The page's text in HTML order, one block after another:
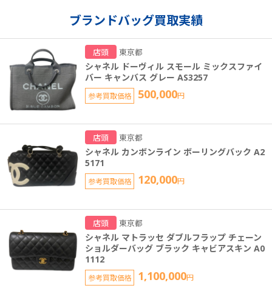
ブランドバッグ買取実績
店頭 東京都
シャネル ドーヴィル スモール ミックスファイ
バー キャンバス グレー AS3257
参考買取価格 500,000円
店頭 東京都
シャネル カンボンライン ボーリングバック A2
5171
参考買取価格 120,000円
店頭 東京都
シャネル マトラッセ ダブルフラップ チェーン
ショルダーバッグ ブラック キャビアスキン A0
1112
参考買取価格 1,100,000円